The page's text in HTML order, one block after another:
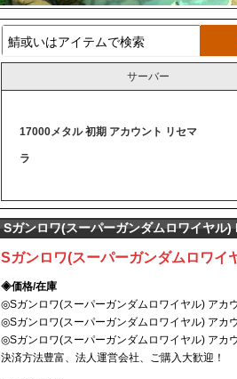
サーバー
17000メタル 初期 アカウント リセマ
ラ
Sガンロワ(スーパーガンダムロワイヤル)
Sガンロワ(スーパーガンダムロワイ
◈価格/在庫
◎Sガンロワ(スーパーガンダムロワイヤル) アカ
◎Sガンロワ(スーパーガンダムロワイヤル) アカ
◎Sガンロワ(スーパーガンダムロワイヤル) アカ
決済方法豊富、法人運営会社、ご購入大歓迎！